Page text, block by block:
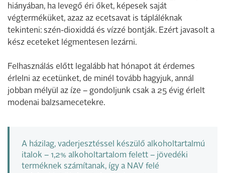
hiányában, ha levegő éri őket, képesek saját
végterméküket, azaz az ecetsavat is tápláléknak
tekinteni: szén-dioxiddá és vízzé bontják. Ezért javasolt a
kész eceteket légmentesen lezárni.
Felhasználás előtt legalább hat hónapot át érdemes
érlelni az ecetünket, de minél tovább hagyjuk, annál
jobban mélyül az íze – gondoljunk csak a 25 évig érlelt
modenai balzsamecetekre.
A házilag, vaderjesztéssel készülő alkoholtartalmú
italok – 1,2% alkoholtartalom felett – jövedéki
terméknek számítanak, így a NAV felé